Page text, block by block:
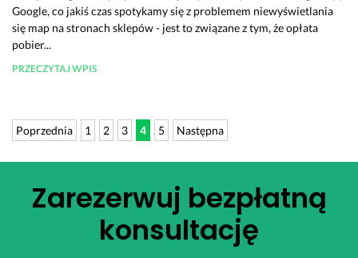
Google, co jakiś czas spotykamy się z problemem niewyświetlania
się map na stronach sklepów - jest to związane z tym, że opłata
pobier...
PRZECZYTAJ WPIS
Poprzednia 1 2 3 4 5 Następna
Zarezerwuj bezpłatną
konsultację